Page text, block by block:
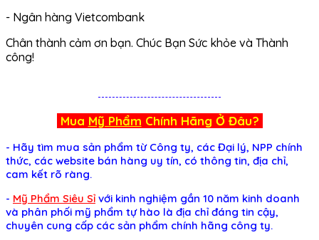
- Ngân hàng Vietcombank
Chân thành cảm ơn bạn. Chúc Bạn Sức khỏe và Thành
công!
Mua Mỹ Phẩm Chính Hãng Ở Đâu?
- Hãy tìm mua sản phẩm từ Công ty, các Đại lý, NPP chính
thức, các website bán hàng uy tín, có thông tin, địa chỉ,
cam kết rõ ràng.
- Mỹ Phẩm Siêu Sỉ với kinh nghiệm gần 10 năm kinh doanh
và phân phối mỹ phẩm tự hào là địa chỉ đáng tin cậy,
chuyên cung cấp các sản phẩm chính hãng công ty.